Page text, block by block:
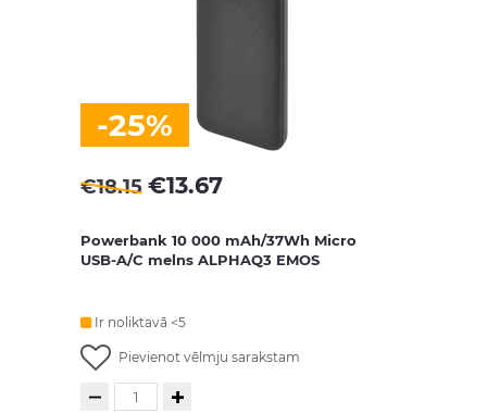
-25%
€18.15 €13.67
Powerbank 10 000 mAh/37Wh Micro
USB-A/C melns ALPHAQ3 EMOS
Ir noliktavā <5
Pievienot vēlmju sarakstam